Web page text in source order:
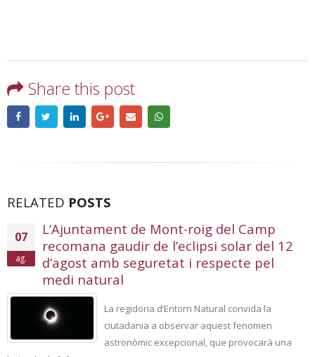
Share this post
RELATED POSTS
07
ag.
L’Ajuntament de Mont-roig del Camp
recomana gaudir de l’eclipsi solar del 12
d’agost amb seguretat i respecte pel
medi natural
La regidoria d’Entorn Natural convida la
ciutadania a observar aquest fenomen
astronòmic excepcional, que provocarà una